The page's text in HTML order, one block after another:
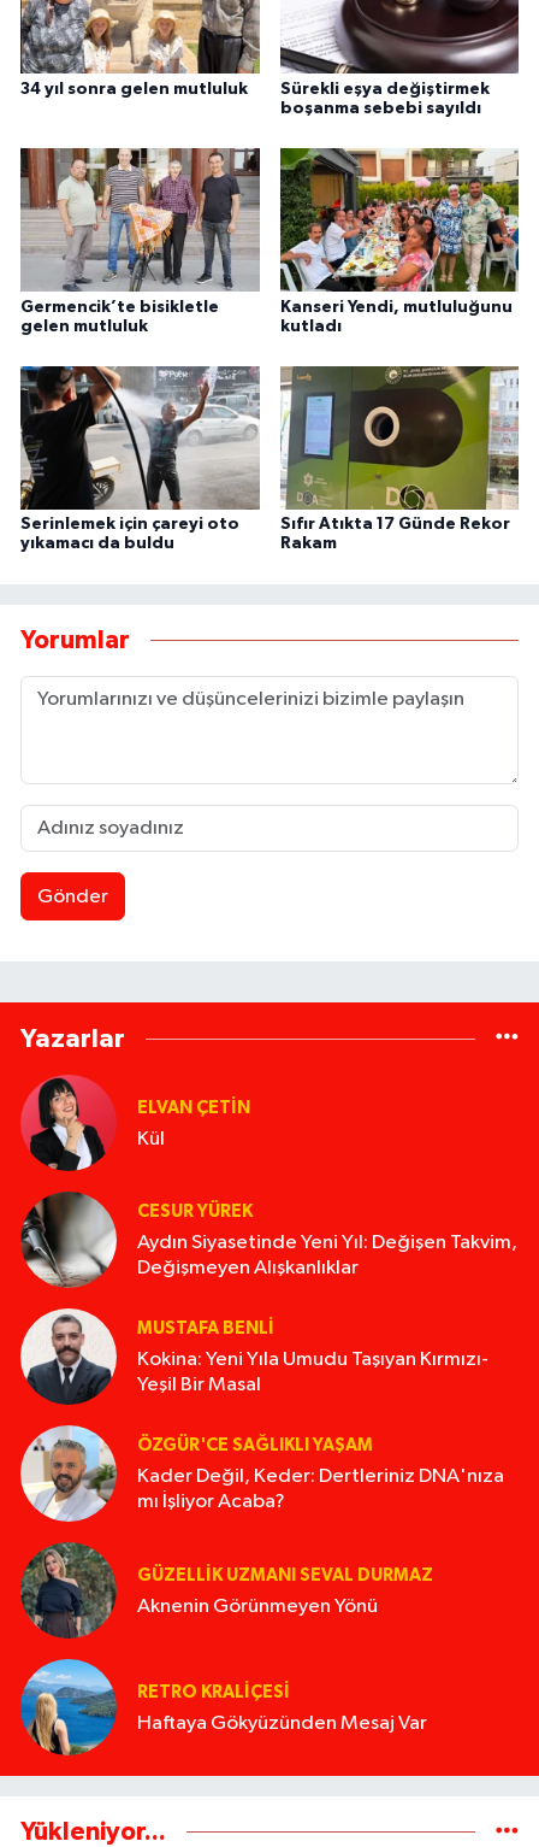
34 yıl sonra gelen mutluluk
Sürekli eşya değiştirmek
boşanma sebebi sayıldı
Germencik’te bisikletle
gelen mutluluk
Kanseri Yendi, mutluluğunu
kutladı
Serinlemek için çareyi oto
yıkamacı da buldu
Sıfır Atıkta 17 Günde Rekor
Rakam
Yorumlar
Gönder
Yazarlar
ELVAN ÇETIN
Kül
CESUR YÜREK
Aydın Siyasetinde Yeni Yıl: Değişen Takvim,
Değişmeyen Alışkanlıklar
MUSTAFA BENLI
Kokina: Yeni Yıla Umudu Taşıyan Kırmızı-
Yeşil Bir Masal
ÖZGÜR'CE SAĞLIKLI YAŞAM
Kader Değil, Keder: Dertleriniz DNA'nıza
mı İşliyor Acaba?
GÜZELLIK UZMANI SEVAL DURMAZ
Aknenin Görünmeyen Yönü
RETRO KRALIÇESI
Haftaya Gökyüzünden Mesaj Var
Yükleniyor...